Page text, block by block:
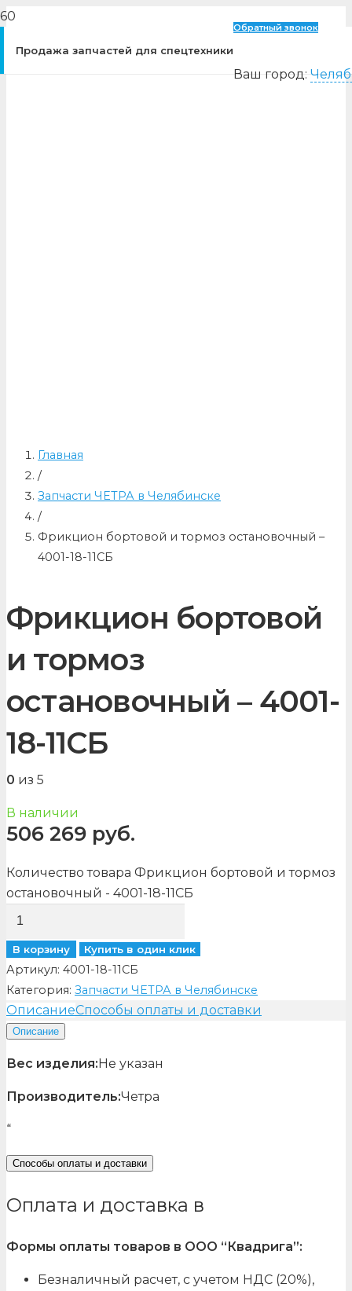
Продажа запчастей для спецтехники
Обратный звонок
Ваш город:
Главная
/
Запчасти ЧЕТРА в Челябинске
/
Фрикцион бортовой и тормоз остановочный –
4001-18-11СБ
Фрикцион бортовой
и тормоз
остановочный – 4001-
18-11СБ
0 из 5
В наличии
506 269 руб.
Количество товара Фрикцион бортовой и тормоз
остановочный - 4001-18-11СБ
В корзину Купить в один клик
Артикул: 4001-18-11СБ
Категория: Запчасти ЧЕТРА в Челябинске
ОписаниеСпособы оплаты и доставки
Описание
Вес изделия:Не указан
Производитель:Четра
“
Способы оплаты и доставки
Оплата и доставка в
Формы оплаты товаров в ООО “Квадрига”:
Безналичный расчет, с учетом НДС (20%),